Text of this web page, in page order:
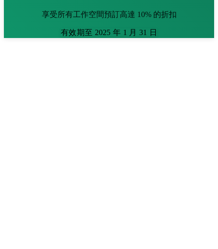
享受所有工作空間預訂高達 10% 的折扣
有效期至 2025 年 1 月 31 日